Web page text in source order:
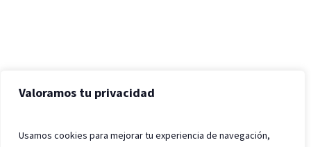
Valoramos tu privacidad
Usamos cookies para mejorar tu experiencia de navegación,